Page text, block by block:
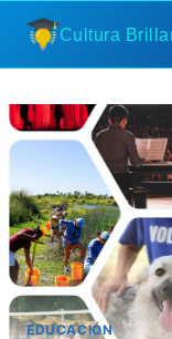
Saltar
contenido
Cultura
EDUCACIÓN